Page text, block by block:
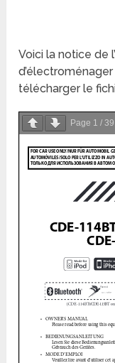
Voici la notice de
télécharger le
Page 1 /39